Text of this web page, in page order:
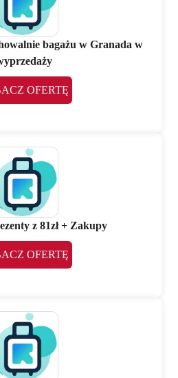
bagażu w Granada w
OFERTĘ
z 81zł + Zakupy
OFERTĘ